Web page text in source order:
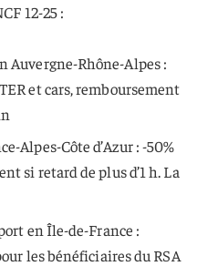
12-25 :
Auvergne-Rhône-Alpes :
et cars, remboursement
Alpes-Côte d’Azur : -50%
si retard de plus d’1 h. La
en Île-de-France :
les bénéficiaires du RSA